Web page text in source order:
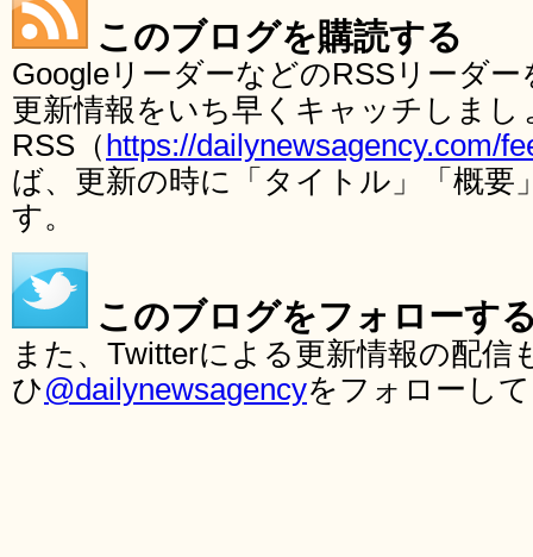
このブログを購読する
GoogleリーダーなどのRSSリーダ
更新情報をいち早くキャッチしま
RSS（ https://dailynewsagency.com/
ば、更新の時に「タイトル」「概要
す。
このブログをフォローす
また、Twitterによる更新情報の配
ひ@dailynewsagencyをフォローし